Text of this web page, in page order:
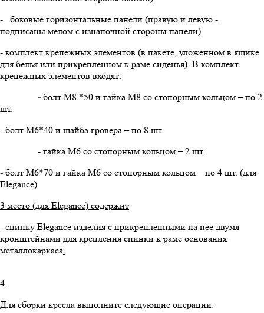
- боковые горизонтальные панели (правую и левую -
подписаны мелом с изнаночной стороны панели)
- комплект крепежных элементов (в пакете, уложенном в ящике
для белья или прикрепленном к раме сиденья). В комплект
крепежных элементов входят:
-болт М8 *50 и гайка М8 со стопорным кольцом – по 2
шт.
- болт М6*40 и шайба гровера – по 8 шт.
- гайка М6 со стопорным кольцом – 2 шт.
- болт М6*70 и гайка М6 со стопорным кольцом – по 4 шт. (для
Elegance)
3 место (для Elegance) содержит
- спинку Elegance изделия с прикрепленными на нее двумя
кронштейнами для крепления спинки к раме основания
металлокаркаса.
4.
Для сборки кресла выполните следующие операции: